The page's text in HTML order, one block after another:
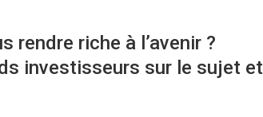
rendre riche à l’avenir ?
investisseurs sur le sujet et